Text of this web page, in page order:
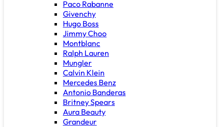
Paco Rabanne
Givenchy
Hugo Boss
Jimmy Choo
Montblanc
Ralph Lauren
Mungler
Calvin Klein
Mercedes Benz
Antonio Banderas
Britney Spears
Aura Beauty
Grandeur